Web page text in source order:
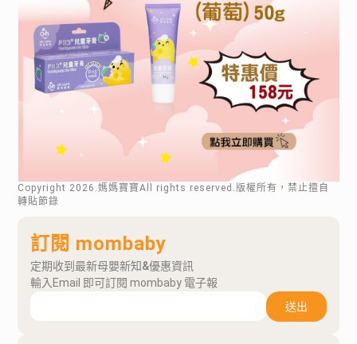
Copyright 2026 .媽媽寶寶All rights reserved.版權所有，禁止擅自
轉貼節錄
訂閱 mombaby
定期收到最新母嬰新知&優惠資訊
輸入Email 即可訂閱 mombaby 電子報
送出